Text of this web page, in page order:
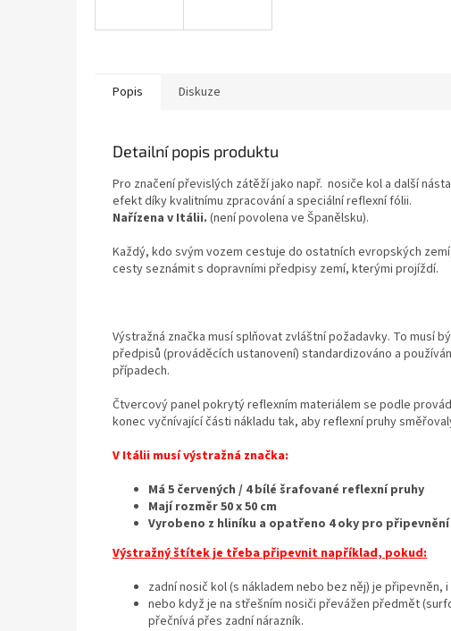
Popis Diskuze
Detailní popis produktu
Pro značení převislých zátěží jako např. nosiče kol a další
efekt díky kvalitnímu zpracování a speciální reflexní fólii.
Nařízena v Itálii. (není povolena ve Španělsku).
Každý, kdo svým vozem cestuje do ostatních evropských
cesty seznámit s dopravními předpisy zemí, kterými projíždí.
Výstražná značka musí splňovat zvláštní požadavky. To musí
předpisů (prováděcích ustanovení) standardizováno a
případech.
Čtvercový panel pokrytý reflexním materiálem se podle
konec vyčnívající části nákladu tak, aby reflexní pruhy
V Itálii musí výstražná značka:
Má 5 červených / 4 bílé šrafované reflexní pruhy
Mají rozměr 50 x 50 cm
Vyrobeno z hliníku a opatřeno 4 oky pro připevnění
Výstražný štítek je třeba připevnit například, pokud:
zadní nosič kol (s nákladem nebo bez něj) je připevněn,
nebo když je na střešním nosiči převážen předmět
přečnívá přes zadní nárazník.